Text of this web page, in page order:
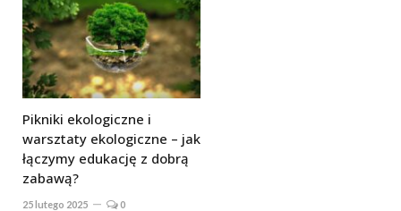
Pikniki ekologiczne i
warsztaty ekologiczne – jak
łączymy edukację z dobrą
zabawą?
25 lutego 2025 0